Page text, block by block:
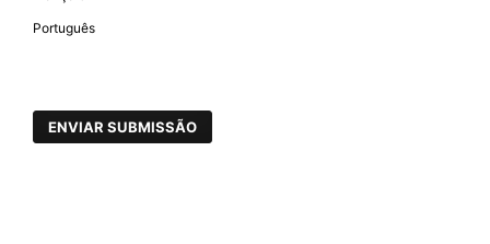
Português
ENVIAR SUBMISSÃO